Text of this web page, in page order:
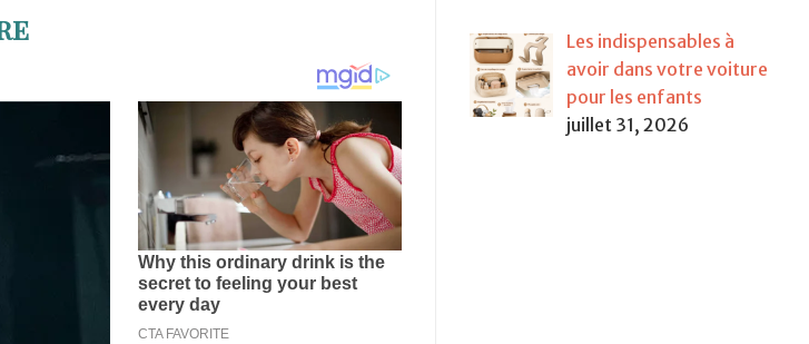
Les indispensables à
avoir dans votre voiture
pour les enfants
juillet 31, 2026